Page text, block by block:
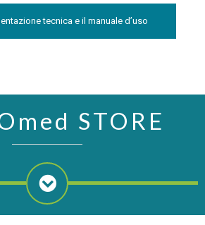
tecnica e il manuale d’uso
STORE